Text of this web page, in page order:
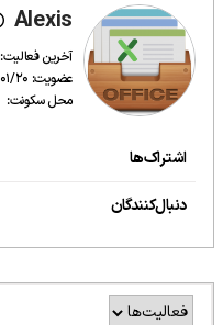
Alexis
آخرین فعالیت: 2018/04/24, 22:53
عضویت: 2014/01/20
محل سکونت:
اشتراک‌ها
دنبال‌کنندگان